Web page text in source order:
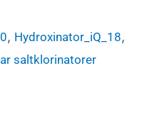
, Hydroxinator_iQ_18,
saltklorinatorer